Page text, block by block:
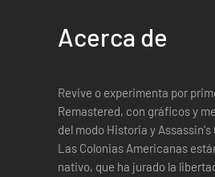
Acerca de
Revive o experimenta por
Remastered, con gráficos y
del modo Historia y Assassin's Creed
Las Colonias Americanas
nativo, que ha jurado la